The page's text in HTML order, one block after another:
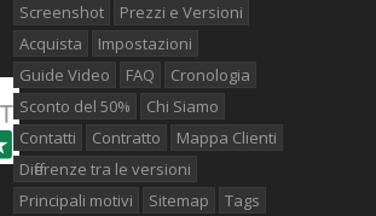
Screenshot
Prezzi e Versioni
Acquista
Impostazioni
Guide Video
FAQ
Cronologia
Sconto del 50%
Chi Siamo
Contatti
Contratto
Mappa Clienti
Differenze tra le versioni
Principali motivi
Sitemap
Tags